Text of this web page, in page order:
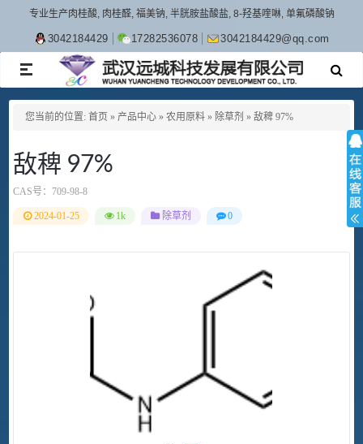
专业生产肉桂酸, 肉桂醛, 福美钠, 半胱胺盐酸盐, 8-羟基喹啉, 单氟磷酸钠
3042184429 17282536078 3042184429@qq.com
TOGGLE
NAVIGATION
您当前的位置: 首页 » 产品中心 » 农用原料 » 除草剂 » 敌稗 97%
敌稗 97%
CAS号： 709-98-8
2024-01-25 1k 除草剂 0